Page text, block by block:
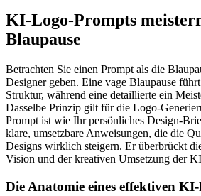
KI-Logo-Prompts
Blaupause
Betrachten Sie einen Prompt als die
Designer geben. Eine vage Blaupause
Struktur, während eine detaillierte ein
Dasselbe Prinzip gilt für die Logo-
Prompt ist wie Ihr persönliches Design-
klare, umsetzbare Anweisungen, die die
Designs wirklich steigern. Er überbrückt
Vision und der kreativen Umsetzung der
Die Anatomie eines effektiven